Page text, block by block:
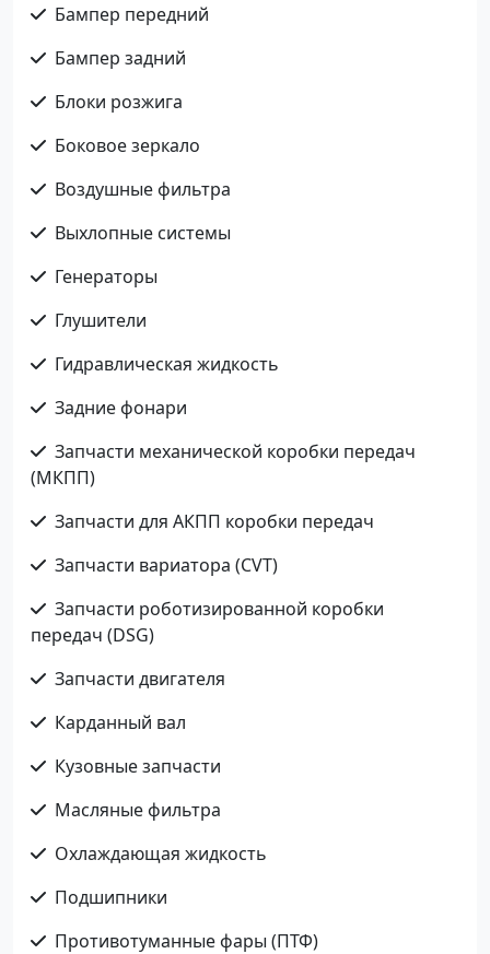
Бампер передний
Бампер задний
Блоки розжига
Боковое зеркало
Воздушные фильтра
Выхлопные системы
Генераторы
Глушители
Гидравлическая жидкость
Задние фонари
Запчасти механической коробки передач
(МКПП)
Запчасти для АКПП коробки передач
Запчасти вариатора (CVT)
Запчасти роботизированной коробки
передач (DSG)
Запчасти двигателя
Карданный вал
Кузовные запчасти
Масляные фильтра
Охлаждающая жидкость
Подшипники
Противотуманные фары (ПТФ)